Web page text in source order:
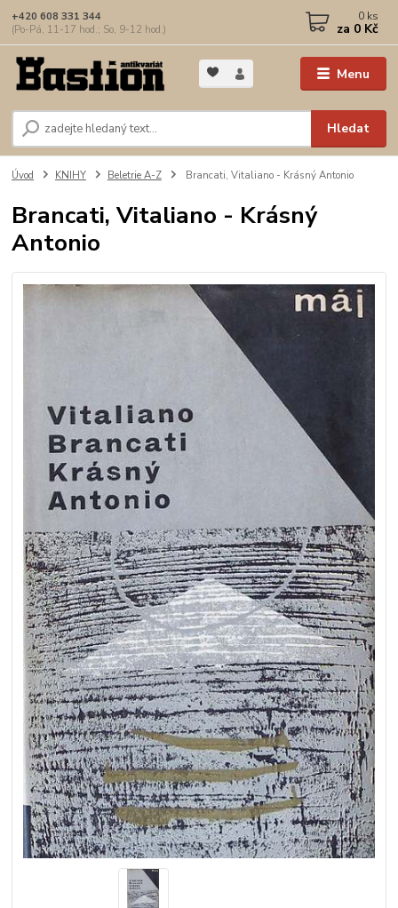
Menu
Hledat
+420 608 331 344
(Po-Pá, 11-17 hod.; So, 9-12 hod.)
0 ks
za 0 Kč
Úvod KNIHY Beletrie A-Z Brancati, Vitaliano - Krásný Antonio
Brancati, Vitaliano - Krásný
Antonio